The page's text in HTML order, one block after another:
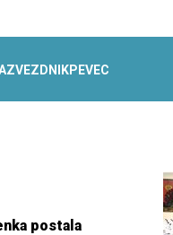
ZVEZDNIKPEVEC
postala